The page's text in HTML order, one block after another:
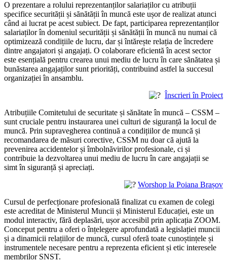
O prezentare a rolului reprezentanților salariaților cu atribuții
specifice securității și sănătății în muncă este ușor de realizat atunci
când ai lucrat pe acest subiect. De fapt, participarea reprezentanților
salariaților în domeniul securității și sănătății în muncă nu numai că
optimizează condițiile de lucru, dar și întărește relația de încredere
dintre angajatori și angajați. O colaborare eficientă în acest sector
este esențială pentru crearea unui mediu de lucru în care sănătatea și
bunăstarea angajaților sunt priorități, contribuind astfel la succesul
organizației în ansamblu.
Înscrieri în Proiect
Atribuțiile Comitetului de securitate și sănătate în muncă – CSSM –
sunt cruciale pentru instaurarea unei culturi de siguranță la locul de
muncă. Prin supravegherea continuă a condițiilor de muncă și
recomandarea de măsuri corective, CSSM nu doar că ajută la
prevenirea accidentelor și îmbolnăvirilor profesionale, ci și
contribuie la dezvoltarea unui mediu de lucru în care angajații se
simt în siguranță și apreciați.
Worshop la Poiana Brașov
Cursul de perfecționare profesională finalizat cu examen de colegi
este acreditat de Ministerul Muncii și Ministerul Educației, este un
modul interactiv, fără deplasări, ușor accesibil prin aplicația ZOOM.
Conceput pentru a oferi o înțelegere aprofundată a legislației muncii
și a dinamicii relațiilor de muncă, cursul oferă toate cunoștințele și
instrumentele necesare pentru a reprezenta eficient și etic interesele
membrilor SNST.